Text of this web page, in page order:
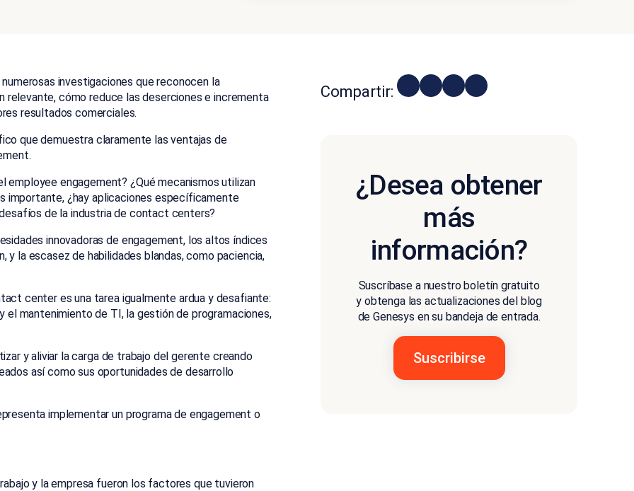
investigaciones que reconocen la
relevante, cómo reduce las deserciones e incrementa
resultados comerciales.
que demuestra claramente las ventajas de
employee engagement? ¿Qué mecanismos utilizan
importante, ¿hay aplicaciones específicamente
de la industria de contact centers?
innovadoras de engagement, los altos índices
y la escasez de habilidades blandas, como paciencia,
center es una tarea igualmente ardua y desafiante:
el mantenimiento de TI, la gestión de programaciones,
y aliviar la carga de trabajo del gerente creando
así como sus oportunidades de desarrollo
implementar un programa de engagement o
y la empresa fueron los factores que tuvieron
Compartir:
¿Desea obtener
más
información?
Suscríbase a nuestro boletín gratuito
y obtenga las actualizaciones del blog
de Genesys en su bandeja de entrada.